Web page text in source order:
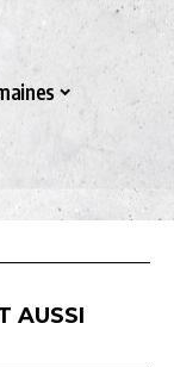
AUSSI